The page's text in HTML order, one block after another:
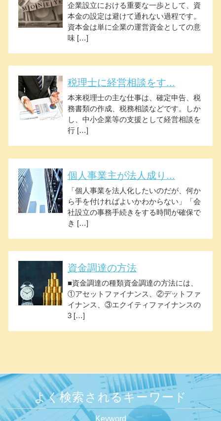
企業設立における重要な一歩として、資
本金の設定は避けて通れない過程です。
資本金は単に企業の運営資金としての意
味 […]
税理士に経営相談をす...
本来税理士の主な仕事は、確定申告、税
務書類の作成、税務相談などです。しか
し、中小企業等の支援として経営相談を
行 […]
個人事業主が法人成り...
「個人事業を法人化したいのだが、何か
ら手を付ければよいかわからない」「会
社設立の事務手続きをする時間が確保で
き […]
資金調達の方法
■資金調達の種類資金調達の方法には、
①アセットファイナンス、②デットファ
イナンス、③エクイティファイナンスの
3 […]
よく検索されるキーワード
Keyword